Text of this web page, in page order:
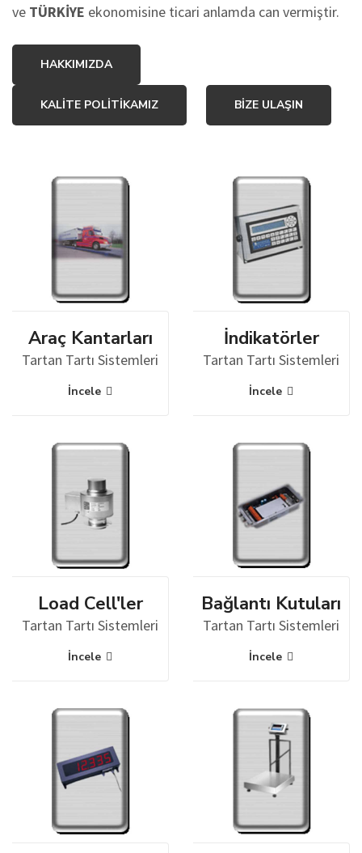
ve TÜRKİYE ekonomisine ticari anlamda can vermiştir.
HAKKIMIZDA
KALİTE POLİTİKAMIZ BİZE ULAŞIN
Araç Kantarları
Tartan Tartı Sistemleri
İncele
İndikatörler
Tartan Tartı Sistemleri
İncele
Load Cell'ler
Tartan Tartı Sistemleri
İncele
Bağlantı Kutuları
Tartan Tartı Sistemleri
İncele